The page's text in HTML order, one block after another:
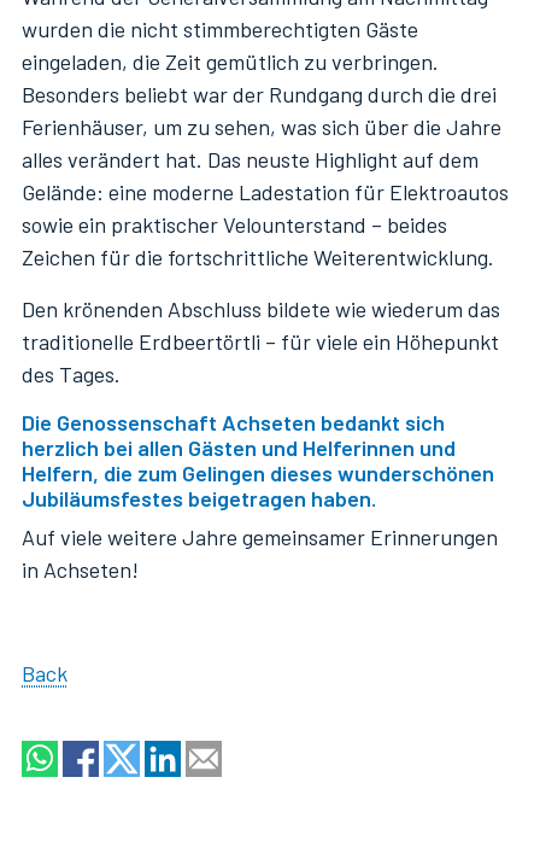
wurden die nicht stimmberechtigten Gäste
eingeladen, die Zeit gemütlich zu verbringen.
Besonders beliebt war der Rundgang durch die drei
Ferienhäuser, um zu sehen, was sich über die Jahre
alles verändert hat. Das neuste Highlight auf dem
Gelände: eine moderne Ladestation für Elektroautos
sowie ein praktischer Velounterstand – beides
Zeichen für die fortschrittliche Weiterentwicklung.
Den krönenden Abschluss bildete wie wiederum das
traditionelle Erdbeertörtli – für viele ein Höhepunkt
des Tages.
Die Genossenschaft Achseten bedankt sich
herzlich bei allen Gästen und Helferinnen und
Helfern, die zum Gelingen dieses wunderschönen
Jubiläumsfestes beigetragen haben.
Auf viele weitere Jahre gemeinsamer Erinnerungen
in Achseten!
Back